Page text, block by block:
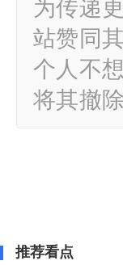
为传递
站赞同
个人不
将其撤除
推荐看点